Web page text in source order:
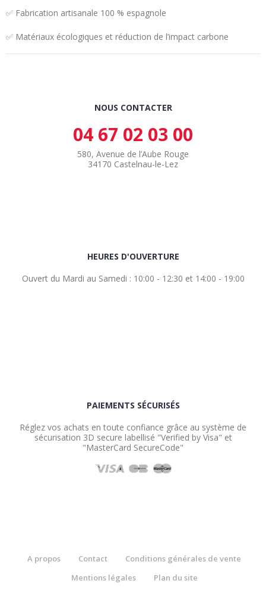
✅ Fabrication artisanale 100 % espagnole
✅ Matériaux écologiques et réduction de l’impact carbone
NOUS CONTACTER
04 67 02 03 00
580, Avenue de l’Aube Rouge
34170 Castelnau-le-Lez
HEURES D'OUVERTURE
Ouvert du Mardi au Samedi : 10:00 - 12:30 et 14:00 - 19:00
PAIEMENTS SÉCURISÉS
Réglez vos achats en toute confiance grâce au système de
sécurisation 3D secure labellisé "Verified by Visa" et
"MasterCard SecureCode"
A propos Contact
Conditions générales de vente
Mentions légales
Plan du site